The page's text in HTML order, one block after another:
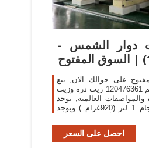
دوار الشمس -
على جوالك الان, بيع
واشتري مجانا. اعلان رقم 120476361 زيت ذرة وزيت
العالمية, يوجد
زيت عباد الشمس بأحجام 1 لتر (920غرام ) ويوجد
احصل على السعر